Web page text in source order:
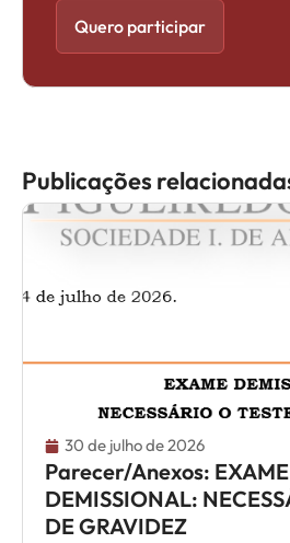
Quero participar
Publicações
30 de julho de 2026
Parecer/Anexos: EXAME
DEMISSIONAL:
DE GRAVIDEZ